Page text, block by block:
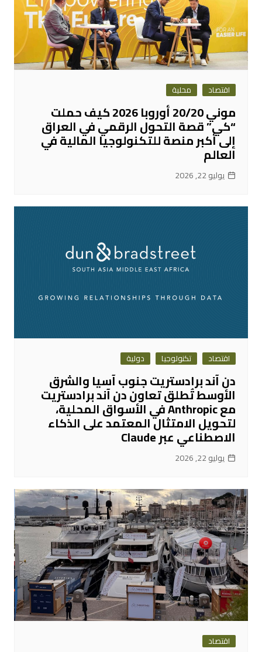
اقتصاد محلية
موني 20/20 أوروبا 2026 كيف حملت
“كي” قصة التحول الرقمي في العراق
إلى أكبر منصة للتكنولوجيا المالية في
العالم
يوليو 22, 2026
اقتصاد تكنولوجيا دولية
دن آند برادستريت جنوب آسيا والشرق
الأوسط تُطلق تعاون دن آند برادستريت
مع Anthropic في الأسواق المحلية،
لتحويل الامتثال المعتمد على الذكاء
الاصطناعي عبر Claude
يوليو 22, 2026
اقتصاد